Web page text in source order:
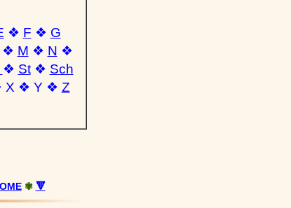
❖ F ❖ G
M ❖ N ❖
❖ St❖ Sch
❖ Y ❖ Z
✾ 🔻